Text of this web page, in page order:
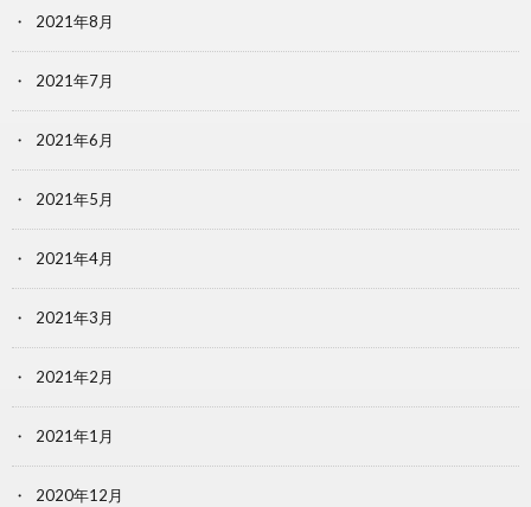
2021年8月
2021年7月
2021年6月
2021年5月
2021年4月
2021年3月
2021年2月
2021年1月
2020年12月